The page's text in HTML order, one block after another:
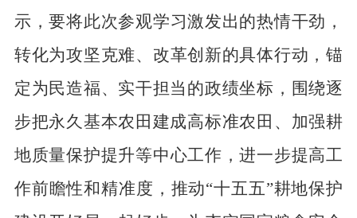
示，要将此次参观学习激发出的热情干劲 ，
转化为攻坚克难、 改革创新的具体行动，锚
定为民造福、实干担当的政绩坐标， 围绕逐
步把永久基本农田建成高标准农田、加强耕
地质量保护提升等中心工作，进一步提高工
作前瞻性和精准度 ， 推动“十五五”耕地保护